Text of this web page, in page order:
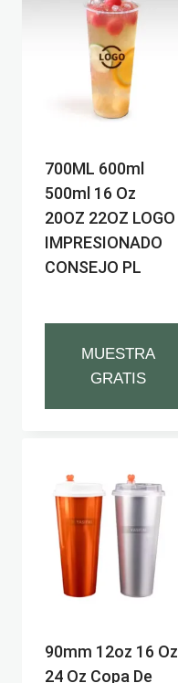
700ML 600ml
500ml 16 Oz
20OZ 22OZ LOGO
IMPRESIONADO
CONSEJO PL
MUESTRA
GRATIS
90mm 12oz 16 Oz
24 Oz Copa De